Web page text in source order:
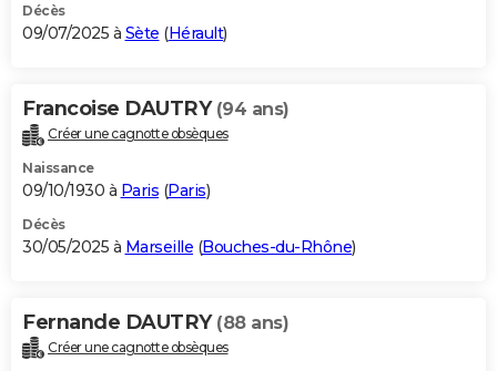
Décès
09/07/2025 à Sète (Hérault)
Francoise DAUTRY (94 ans)
Créer une cagnotte obsèques
Naissance
09/10/1930 à Paris (Paris)
Décès
30/05/2025 à Marseille (Bouches-du-Rhône)
Fernande DAUTRY (88 ans)
Créer une cagnotte obsèques